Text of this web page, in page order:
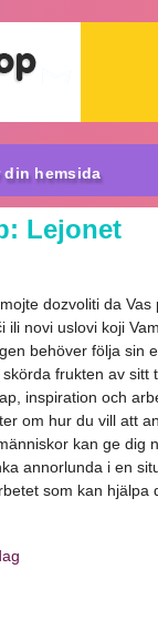
din hemsida
Lejonet
dozvoliti da
ili novi uslovi koji
behöver följa sin
frukten av sitt
inspiration och
om hur du vill att
kan ge dig
annorlunda i en
som kan hjälpa